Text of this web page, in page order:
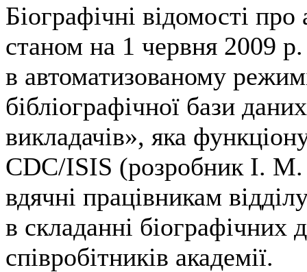
Біографічні відомості про
станом на 1 червня 2009
в автоматизованому
бібліографічної бази
викладачів», яка
CDC/ISIS (розробник І.
вдячні працівникам
в складанні біографічних
співробітників академії.